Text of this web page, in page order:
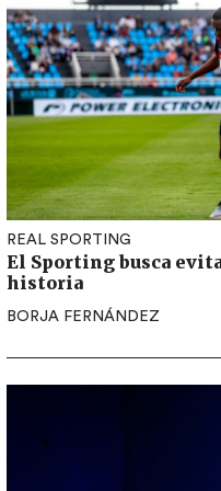
REAL SPORTING
El Sporting busca
historia
BORJA FERNÁNDEZ